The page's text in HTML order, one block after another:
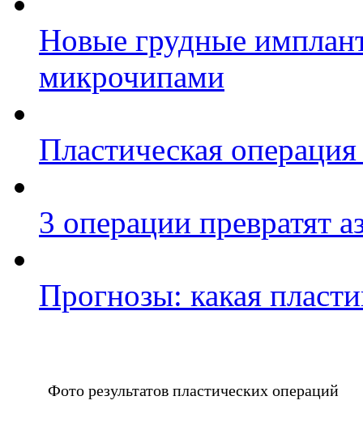
Новые грудные
микрочипами
Пластическая
3 операции превратят
Прогнозы: какая
Фото результатов пластических операций